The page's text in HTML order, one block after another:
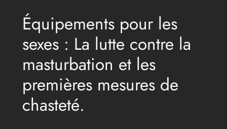
Équipements pour les
sexes : La lutte contre la
masturbation et les
premières mesures de
chasteté.